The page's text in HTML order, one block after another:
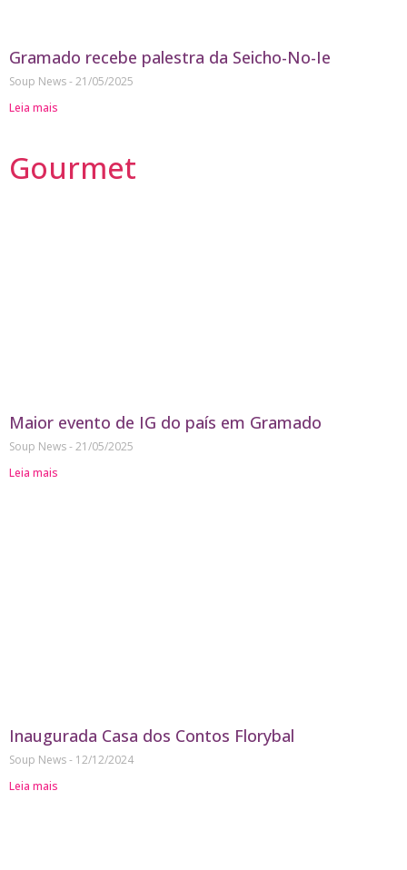
Gramado recebe palestra da Seicho-No-Ie
Soup News 21/05/2025
Leia mais
Gourmet
Maior evento de IG do país em Gramado
Soup News 21/05/2025
Leia mais
Inaugurada Casa dos Contos Florybal
Soup News
12/12/2024
Leia mais